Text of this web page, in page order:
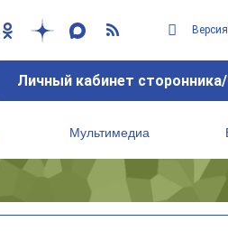
Личный кабинет
Мультимедиа